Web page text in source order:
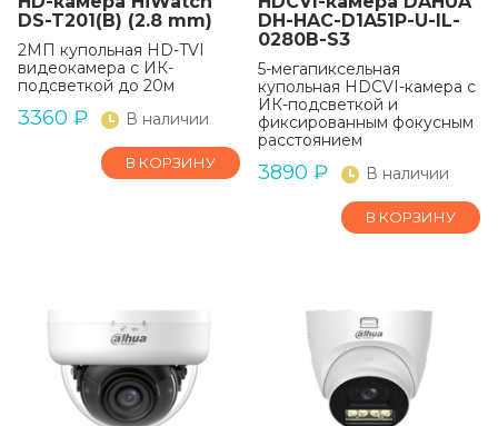
DS-T201(B) (2.8 mm)
2МП купольная HD-TVI
видеокамера с ИК-
подсветкой до 20м
3360 ₽ В наличии
В КОРЗИНУ
DH-HAC-D1A51P-U-IL-
0280B-S3
5-мегапиксельная
купольная HDCVI-камера с
ИК-подсветкой и
фиксированным фокусным
расстоянием
3890 ₽ В наличии
В КОРЗИНУ